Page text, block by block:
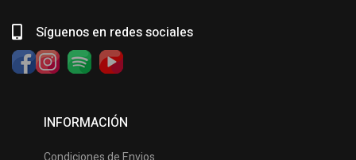
Síguenos en redes sociales
INFORMACIÓN